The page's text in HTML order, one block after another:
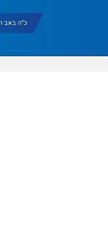
כ"ה באב תשפ"ו